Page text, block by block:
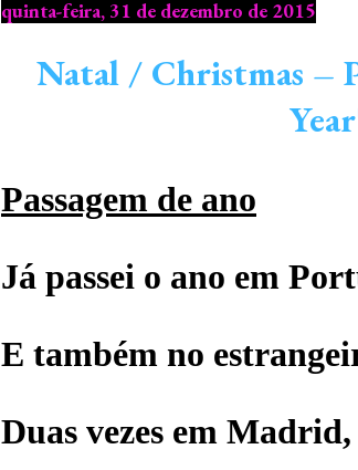
quinta-feira, 31 de dezembro de 2015
Natal / Christmas –
Passagem de ano
Já passei o ano em
E também no
Duas vezes em